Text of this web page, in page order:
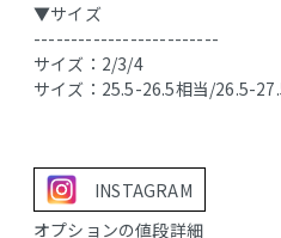
▼サイズ
-------------------------
サイズ：2/3/4
サイズ：25.5-26.5相当/26.5-
INSTAGRAM
オプションの値段詳細